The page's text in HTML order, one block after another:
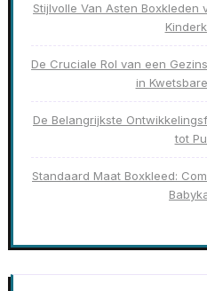
Stijlvolle Van Asten
De Cruciale Rol van een
in
De Belangrijkste
tot
Standaard Maat Boxkleed: